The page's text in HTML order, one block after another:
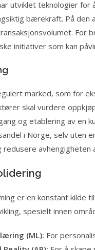
utviklet teknologier
bærekraft. På den
For
initiativer som kan
marked, som for
skal vurdere
og etablering av en
i Norge, selv uten
avhengigheten
er en konstant kilde
spesielt innen
(ML): For